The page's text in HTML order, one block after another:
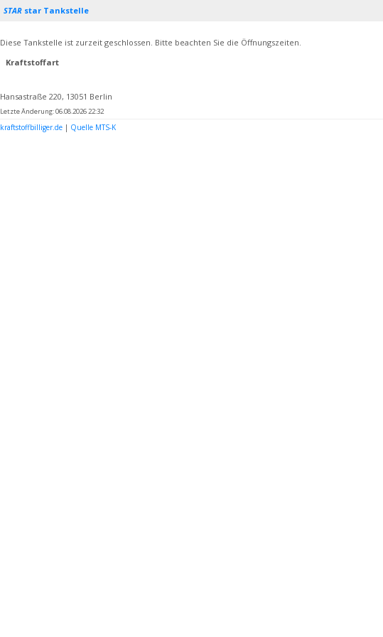
STAR star Tankstelle
Diese Tankstelle ist zurzeit geschlossen. Bitte beachten Sie die Öffnungszeiten.
Kraftstoffart
Hansastraße 220, 13051 Berlin
Letzte Änderung: 06.08.2026 22:32
kraftstoffbilliger.de | Quelle MTS-K